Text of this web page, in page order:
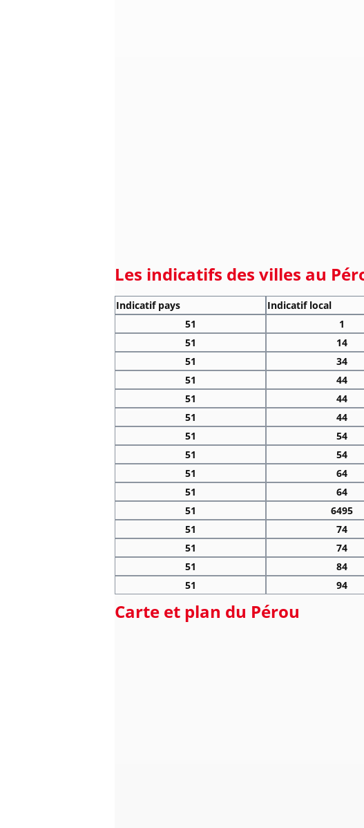
Les indicatifs des villes au
Indicatif pays Indicatif local
51
1
51
14
51
34
51
44
51
44
51
44
51
54
51
54
51
64
51
64
51
6495
51
74
51
74
51
84
51
94
Carte et plan du Pérou